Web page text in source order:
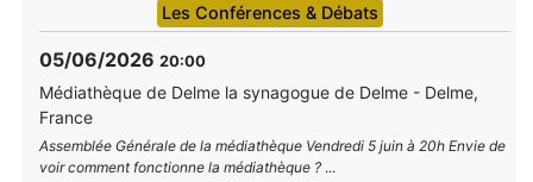
Les Conférences & Débats
05/06/2026 20:00
Médiathèque de Delme la synagogue de Delme - Delme,
France
Assemblée Générale de la médiathèque Vendredi 5 juin à 20h Envie de
voir comment fonctionne la médiathèque ? ...